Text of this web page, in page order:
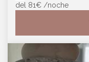
del 81€ /noche